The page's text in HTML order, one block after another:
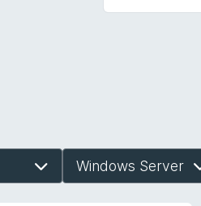
Windows Server